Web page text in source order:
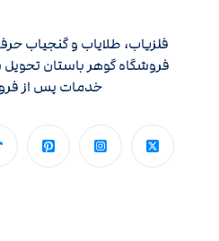
فلزیاب، طلایاب و گنجیاب
فروشگاه گوهر باستان
خدمات پس از